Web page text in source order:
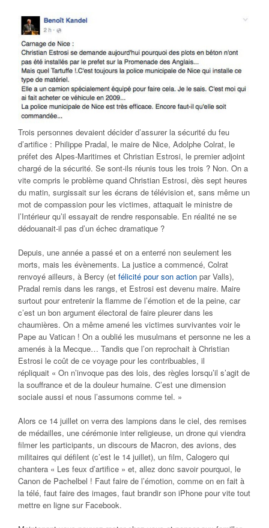
Trois personnes devaient décider d’assurer la sécurité du feu
d’artifice : Philippe Pradal, le maire de Nice, Adolphe Colrat, le
préfet des Alpes-Maritimes et Christian Estrosi, le premier adjoint
chargé de la sécurité. Se sont-ils réunis tous les trois ? Non. On a
vite compris le problème quand Christian Estrosi, dès sept heures
du matin, surgissait sur les écrans de télévision et, sans même un
mot de compassion pour les victimes, attaquait le ministre de
l’Intérieur qu’il essayait de rendre responsable. En réalité ne se
dédouanait-il pas d’un échec dramatique ?
Depuis, une année a passé et on a enterré non seulement les
morts, mais les évènements. La justice a commencé, Colrat
renvoyé ailleurs, à Bercy (et félicité pour son action par Valls),
Pradal remis dans les rangs, et Estrosi est devenu maire. Maire
surtout pour entretenir la flamme de l’émotion et de la peine, car
c’est un bon argument électoral de faire pleurer dans les
chaumières. On a même amené les victimes survivantes voir le
Pape au Vatican ! On a oublié les musulmans et personne ne les a
amenés à la Mecque… Tandis que l’on reprochait à Christian
Estrosi le coût de ce voyage pour les contribuables, il
répliquait « On n’invoque pas des lois, des règles lorsqu’il s’agit de
la souffrance et de la douleur humaine. C’est une dimension
sociale aussi et nous l’assumons comme tel. »
Alors ce 14 juillet on verra des lampions dans le ciel, des remises
de médailles, une cérémonie inter religieuse, un drone qui viendra
filmer les participants, un discours de Macron, des avions, des
militaires qui défilent (c’est le 14 juillet), un film, Calogero qui
chantera « Les feux d’artifice » et, allez donc savoir pourquoi, le
Canon de Pachelbel ! Faut faire de l’émotion, comme on en fait à
la télé, faut faire des images, faut brandir son iPhone pour vite tout
mettre en ligne sur Facebook.